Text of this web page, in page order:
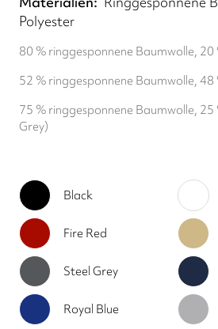
Polyester
80 % ringgesponnene Baumwolle, 20
52 % ringgesponnene Baumwolle, 48
75 % ringgesponnene Baumwolle,
Grey)
Black
Fire Red
Steel Grey
Royal Blue